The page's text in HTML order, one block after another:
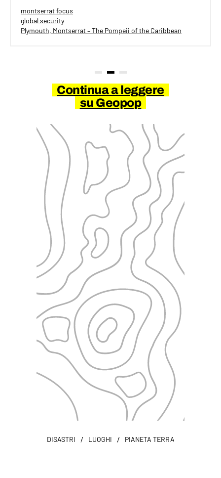
montserrat focus
global security
Plymouth, Montserrat – The Pompeii of the Caribbean
Continua a leggere
su Geopop
DISASTRI / LUOGHI / PIANETA TERRA